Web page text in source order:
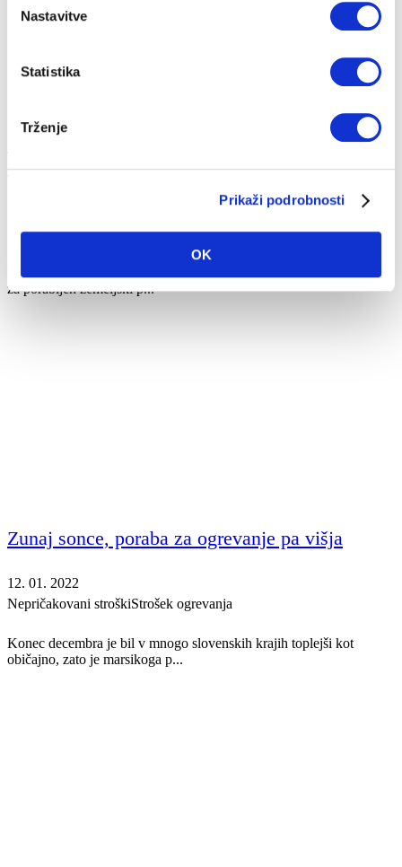
Nastavitve
Statistika
Trženje
Prikaži podrobnosti
OK
Enakomerna porazdelitev stroška za ogrevanje
...
PrihrankiNepričakovani stroškiStrošek ogrevanja
V času ogrevalne sezone se marsikdo sooča z višjimi zneski računa
za porabljen zemeljski p...
Zunaj sonce, poraba za ogrevanje pa višja
12. 01. 2022
Nepričakovani stroškiStrošek ogrevanja
Konec decembra je bil v mnogo slovenskih krajih toplejši kot
običajno, zato je marsikoga p...